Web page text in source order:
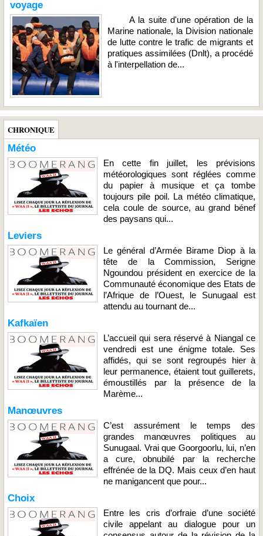
voyage
A la suite d'une opération de la
Marine nationale, la Division nationale
de lutte contre le trafic de migrants et
pratiques assimilées (Dnlt), a procédé
à l'interpellation de...
CHRONIQUE
Météo
En cette fin juillet, les prévisions
météorologiques sont réglées comme
du papier à musique et ça tombe
toujours pile poil. La météo climatique,
cela coule de source, au grand bénef
des paysans qui...
Leviers
Le général d’Armée Birame Diop à la
tête de la Commission, Serigne
Ngoundou président en exercice de la
Communauté économique des Etats de
l’Afrique de l’Ouest, le Sunugaal est
attendu au tournant de...
Kafkaïen
L’accueil qui sera réservé à Niangal ce
vendredi est une énigme totale. Ses
affidés, qui se sont regroupés hier à
leur permanence, étaient tout guillerets,
émoustillés par la présence de la
Marème...
Manœuvres
C’est assurément le temps des
grandes manœuvres politiques au
Sunugaal. Vrai que Goorgoorlu, lui, n’en
a cure, obnubilé par la recherche
effrénée de la DQ. Mais ceux d’en haut
ne manigancent que pour...
Choix
Entre les cris d’orfraie d’une société
civile appelant au dialogue pour un